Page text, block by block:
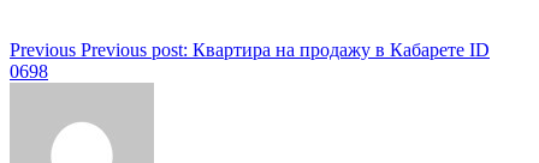
Навигация
по
записям
Previous Previous post: Квартира на продажу в Кабарете ID
0698